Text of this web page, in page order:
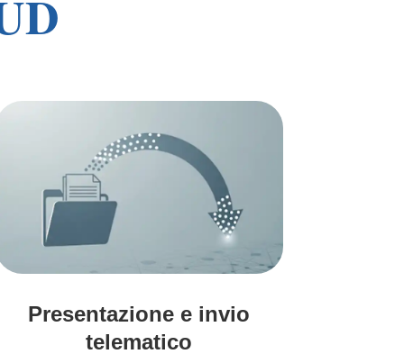
Presentazione e invio
telematico